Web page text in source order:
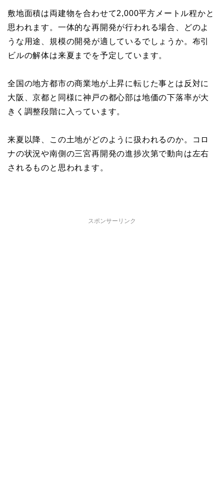
敷地面積は両建物を合わせて2,000平方メートル程かと
思われます。一体的な再開発が行われる場合、どのよ
うな用途、規模の開発が適しているでしょうか。布引
ビルの解体は来夏までを予定しています。
全国の地方都市の商業地が上昇に転じた事とは反対に
大阪、京都と同様に神戸の都心部は地価の下落率が大
きく調整段階に入っています。
来夏以降、この土地がどのように扱われるのか。コロ
ナの状況や南側の三宮再開発の進捗次第で動向は左右
されるものと思われます。
スポンサーリンク